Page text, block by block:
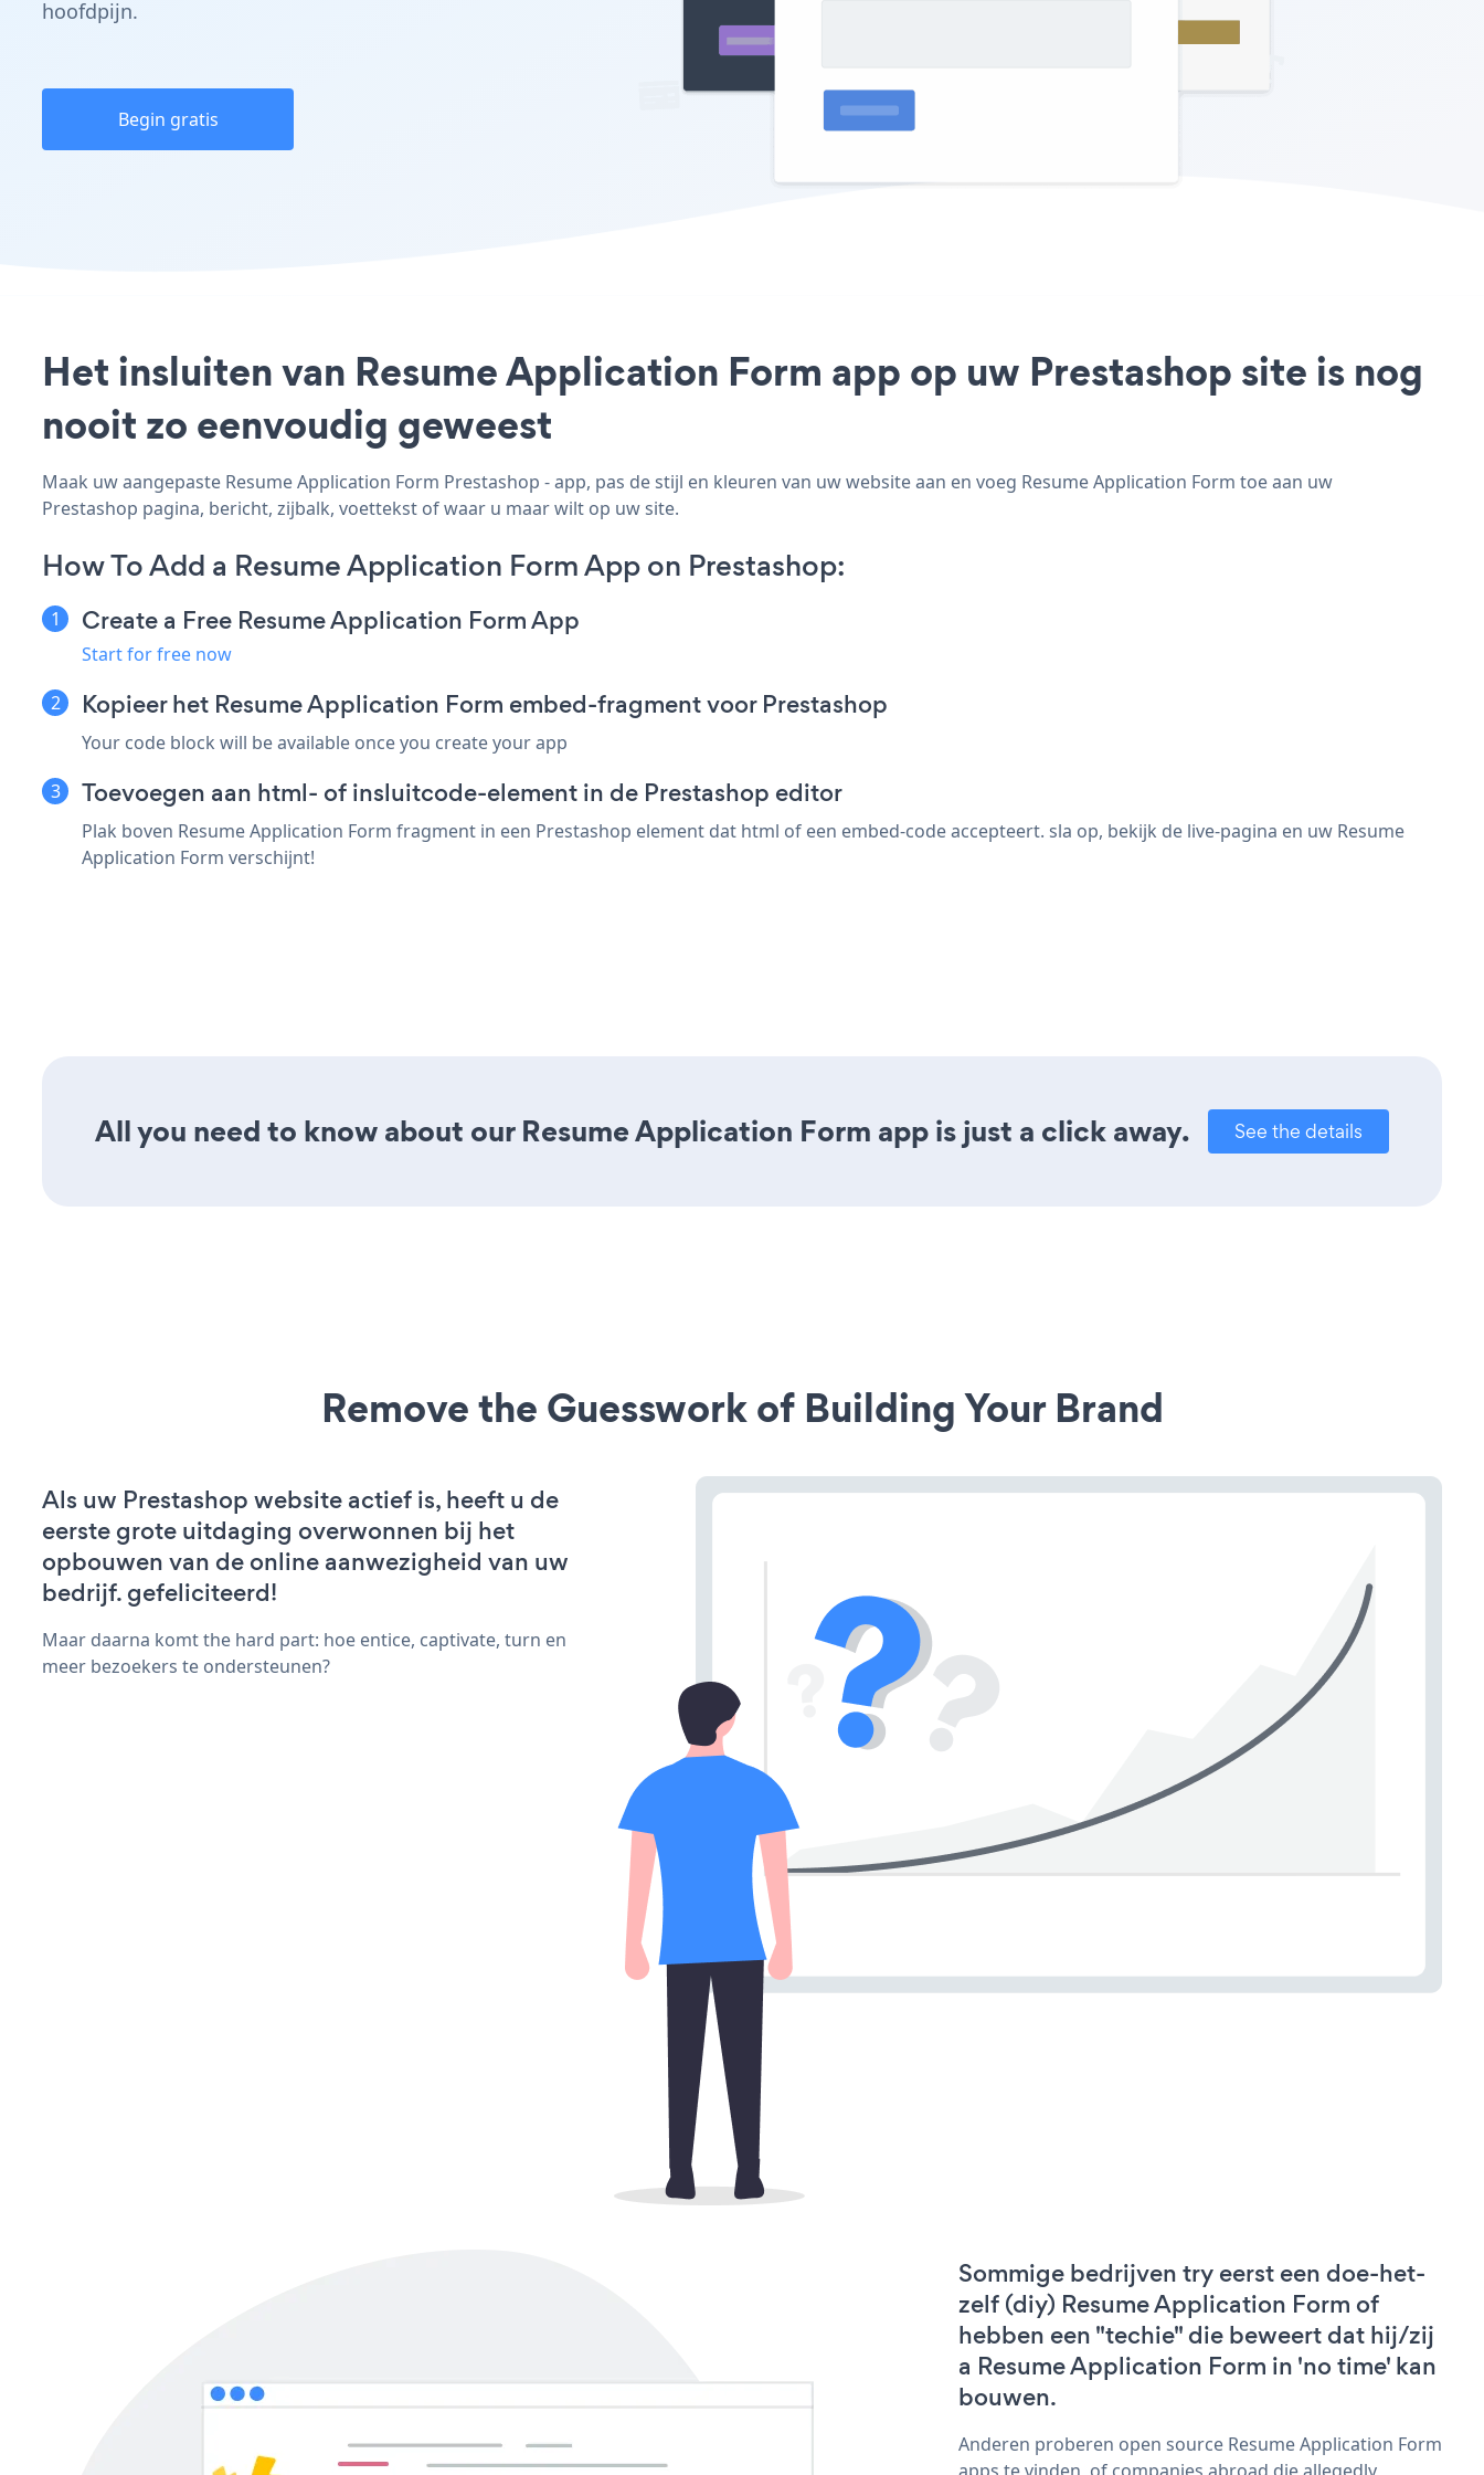
hoofdpijn.
Begin gratis
Het insluiten van Resume Application Form app op uw Prestashop site is nog
nooit zo eenvoudig geweest
Maak uw aangepaste Resume Application Form Prestashop - app, pas de stijl en kleuren van uw website aan en voeg Resume Application Form toe aan uw
Prestashop pagina, bericht, zijbalk, voettekst of waar u maar wilt op uw site.
How To Add a Resume Application Form App on Prestashop:
Create a Free Resume Application Form App
Start for free now
Kopieer het Resume Application Form embed-fragment voor Prestashop
Your code block will be available once you create your app
Toevoegen aan html- of insluitcode-element in de Prestashop editor
Plak boven Resume Application Form fragment in een Prestashop element dat html of een embed-code accepteert. sla op, bekijk de live-pagina en uw Resume
Application Form verschijnt!
All you need to know about our Resume Application Form app is just a click away. See the details
Remove the Guesswork of Building Your Brand
Als uw Prestashop website actief is, heeft u de
eerste grote uitdaging overwonnen bij het
opbouwen van de online aanwezigheid van uw
bedrijf. gefeliciteerd!
Maar daarna komt the hard part: hoe entice, captivate, turn en
meer bezoekers te ondersteunen?
Sommige bedrijven try eerst een doe-het-
zelf (diy) Resume Application Form of
hebben een "techie" die beweert dat hij/zij
a Resume Application Form in 'no time' kan
bouwen.
Anderen proberen open source Resume Application Form